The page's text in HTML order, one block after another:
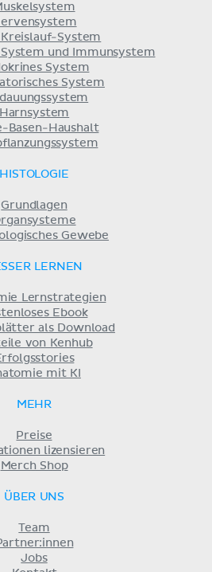
System
System und Immunsystem
System
System
Harnsystem
Basen-Haushalt
HISTOLOGIE
Grundlagen
Gewebe
LERNEN
Lernstrategien
Ebook
als Download
von Kenhub
mit KI
MEHR
Preise
lizensieren
Merch Shop
ÜBER UNS
Team
Jobs